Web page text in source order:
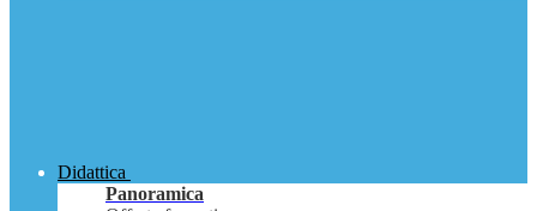
Didattica
Panoramica